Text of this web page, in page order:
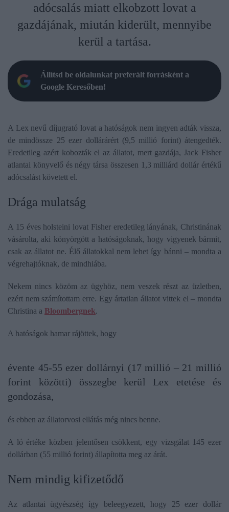
adócsalás miatt elkobzott lovat a
gazdájának, miután kiderült, mennyibe
kerül a tartása.
Állítsd be oldalunkat preferált forrásként a
Google Keresőben!
A Lex nevű díjugrató lovat a hatóságok nem ingyen adták vissza,
de mindössze 25 ezer dollárárért (9,5 millió forint) átengedték.
Eredetileg azért kobozták el az állatot, mert gazdája, Jack Fisher
atlantai könyvelő és négy társa összesen 1,3 milliárd dollár értékű
adócsalást követett el.
Drága mulatság
A 15 éves holsteini lovat Fisher eredetileg lányának, Christinának
vásárolta, aki könyörgött a hatóságoknak, hogy vigyenek bármit,
csak az állatot ne. Élő állatokkal nem lehet így bánni – mondta a
végrehajtóknak, de mindhiába.
Nekem nincs közöm az ügyhöz, nem veszek részt az üzletben,
ezért nem számítottam erre. Egy ártatlan állatot vittek el – mondta
Christina a Bloombergnek.
A hatóságok hamar rájöttek, hogy
évente 45-55 ezer dollárnyi (17 millió – 21 millió
forint közötti) összegbe kerül Lex etetése és
gondozása,
és ebben az állatorvosi ellátás még nincs benne.
A ló értéke közben jelentősen csökkent, egy vizsgálat 145 ezer
dollárban (55 millió forint) állapította meg az árát.
Nem mindig kifizetődő
Az atlantai ügyészség így beleegyezett, hogy 25 ezer dollár